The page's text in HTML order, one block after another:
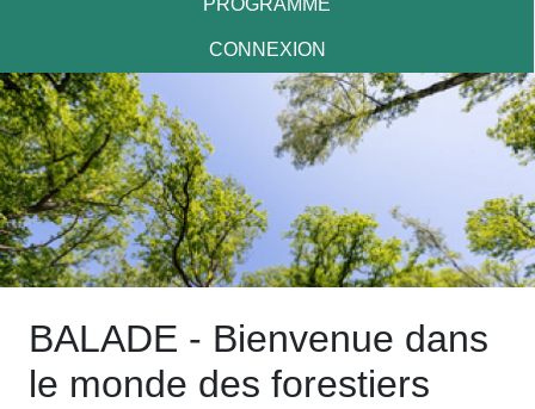
PROGRAMME
CONNEXION
BALADE - Bienvenue dans
le monde des forestiers